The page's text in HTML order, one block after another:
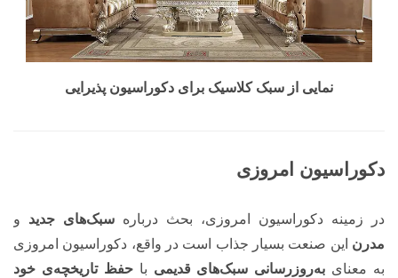
نمایی از سبک کلاسیک برای دکوراسیون پذیرایی
دکوراسیون امروزی
در زمینه دکوراسیون امروزی، بحث درباره سبک‌های جدید و
مدرن این صنعت بسیار جذاب است در واقع، دکوراسیون امروزی
به معنای به‌روزرسانی سبک‌های قدیمی باحفظ تاریخچه‌ی خود